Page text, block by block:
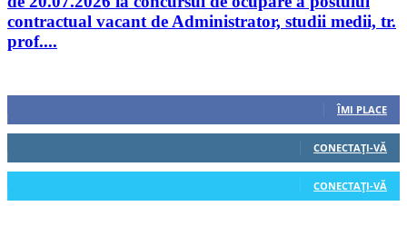
contractual vacant de Administrator, studii medii, tr.
prof....
ÎMI PLACE
CONECTAȚI-VĂ
CONECTAȚI-VĂ